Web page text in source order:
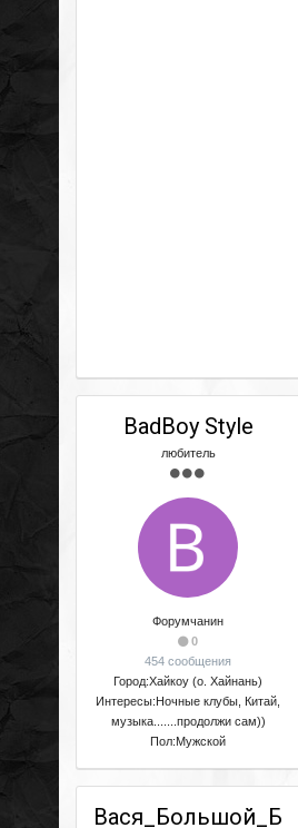
BadBoy Style
любитель
Форумчанин
0
454 сообщения
Город:Хайкоу (о. Хайнань)
Интересы:Ночные клубы, Китай,
музыка.......продолжи сам))
Пол:Мужской
Вася_Большой_Б